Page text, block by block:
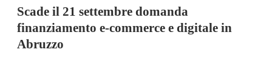
Scade il 21 settembre domanda
finanziamento e-commerce e digitale in
Abruzzo